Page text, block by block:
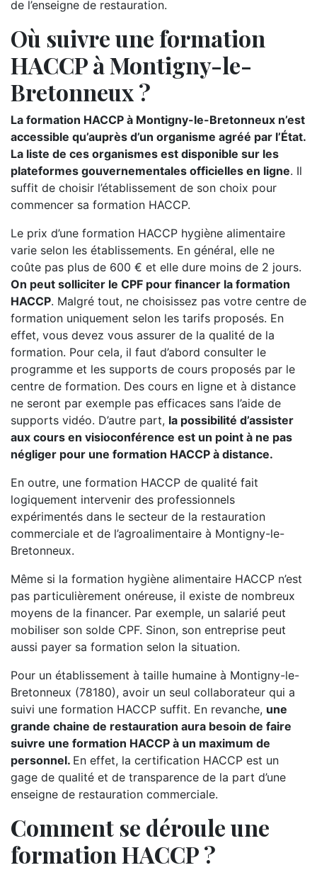
de l’enseigne de restauration.
Où suivre une formation
HACCP à Montigny-le-
Bretonneux ?
La formation HACCP à Montigny-le-Bretonneux n’est
accessible qu’auprès d’un organisme agréé par l’État.
La liste de ces organismes est disponible sur les
plateformes gouvernementales officielles en ligne. Il
suffit de choisir l’établissement de son choix pour
commencer sa formation HACCP.
Le prix d’une formation HACCP hygiène alimentaire
varie selon les établissements. En général, elle ne
coûte pas plus de 600 € et elle dure moins de 2 jours.
On peut solliciter le CPF pour financer la formation
HACCP. Malgré tout, ne choisissez pas votre centre de
formation uniquement selon les tarifs proposés. En
effet, vous devez vous assurer de la qualité de la
formation. Pour cela, il faut d’abord consulter le
programme et les supports de cours proposés par le
centre de formation. Des cours en ligne et à distance
ne seront par exemple pas efficaces sans l’aide de
supports vidéo. D’autre part, la possibilité d’assister
aux cours en visioconférence est un point à ne pas
négliger pour une formation HACCP à distance.
En outre, une formation HACCP de qualité fait
logiquement intervenir des professionnels
expérimentés dans le secteur de la restauration
commerciale et de l’agroalimentaire à Montigny-le-
Bretonneux.
Même si la formation hygiène alimentaire HACCP n’est
pas particulièrement onéreuse, il existe de nombreux
moyens de la financer. Par exemple, un salarié peut
mobiliser son solde CPF. Sinon, son entreprise peut
aussi payer sa formation selon la situation.
Pour un établissement à taille humaine à Montigny-le-
Bretonneux (78180), avoir un seul collaborateur qui a
suivi une formation HACCP suffit. En revanche, une
grande chaine de restauration aura besoin de faire
suivre une formation HACCP à un maximum de
personnel. En effet, la certification HACCP est un
gage de qualité et de transparence de la part d’une
enseigne de restauration commerciale.
Comment se déroule une
formation HACCP ?